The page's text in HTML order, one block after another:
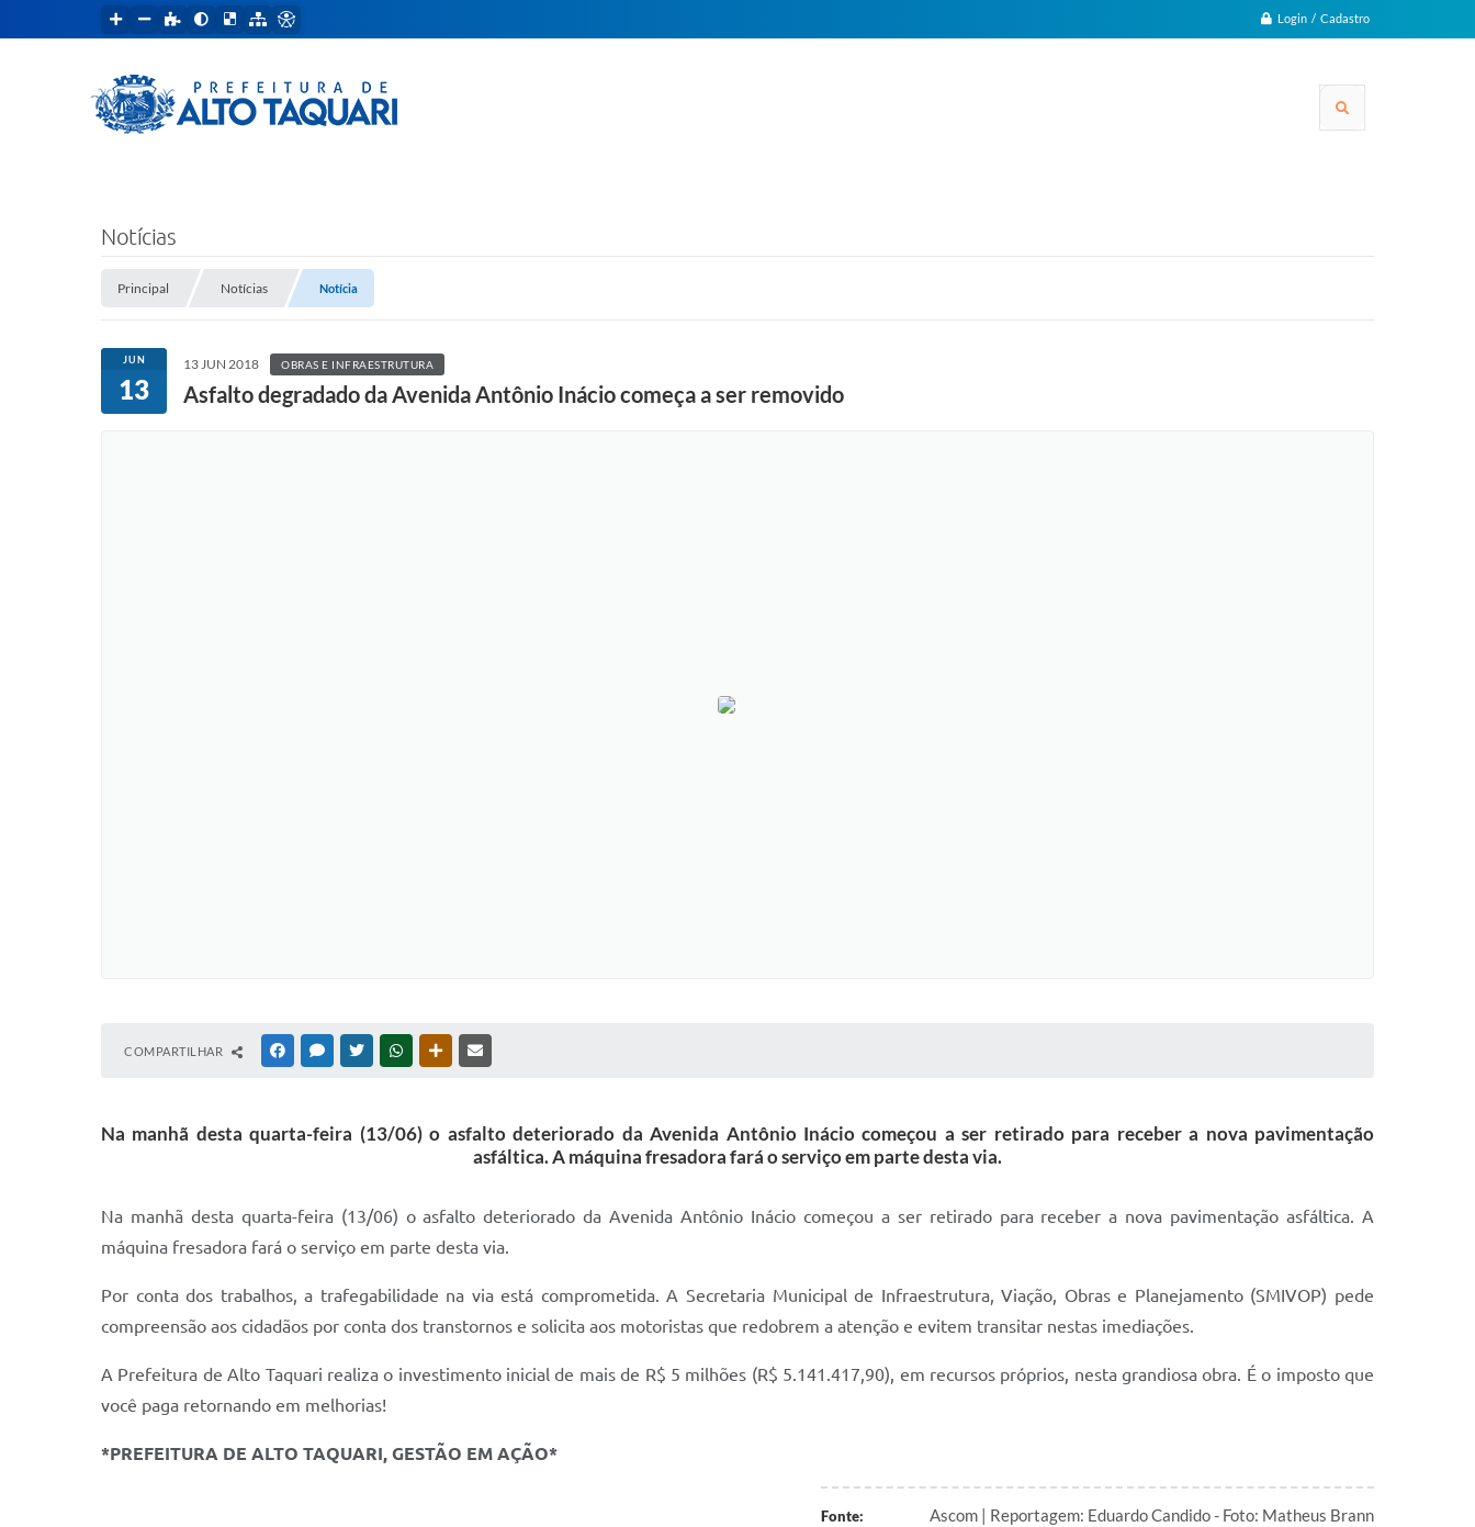
Login / Cadastro
Notícias
Principal Notícias Notícia
JUN
13
13 JUN 2018 OBRAS E INFRAESTRUTURA
Asfalto degradado da Avenida Antônio Inácio começa a ser removido
COMPARTILHAR FACEBOOKMESSENGER
TWITTERWHATSAPPOUTRAS MÍDIAS
Na manhã desta quarta-feira (13/06) o asfalto deteriorado da Avenida Antônio Inácio começou a ser retirado para receber a nova pavimentação
asfáltica. A máquina fresadora fará o serviço em parte desta via.
Na manhã desta quarta-feira (13/06) o asfalto deteriorado da Avenida Antônio Inácio começou a ser retirado para receber a nova pavimentação asfáltica. A
máquina fresadora fará o serviço em parte desta via.
Por conta dos trabalhos, a trafegabilidade na via está comprometida. A Secretaria Municipal de Infraestrutura, Viação, Obras e Planejamento (SMIVOP) pede
compreensão aos cidadãos por conta dos transtornos e solicita aos motoristas que redobrem a atenção e evitem transitar nestas imediações.
A Prefeitura de Alto Taquari realiza o investimento inicial de mais de R$ 5 milhões (R$ 5.141.417,90), em recursos próprios, nesta grandiosa obra. É o imposto que
você paga retornando em melhorias!
*PREFEITURA DE ALTO TAQUARI, GESTÃO EM AÇÃO*
Fonte: Ascom | Reportagem: Eduardo Candido - Foto: Matheus Brann